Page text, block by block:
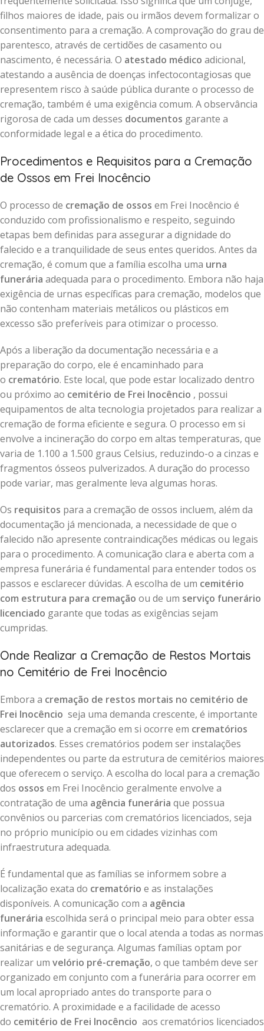
filhos maiores de idade, pais ou irmãos devem formalizar o
consentimento para a cremação. A comprovação do grau de
parentesco, através de certidões de casamento ou
nascimento, é necessária. O atestado médico adicional,
atestando a ausência de doenças infectocontagiosas que
representem risco à saúde pública durante o processo de
cremação, também é uma exigência comum. A observância
rigorosa de cada um desses documentos garante a
conformidade legal e a ética do procedimento.
Procedimentos e Requisitos para a Cremação
de Ossos em Frei Inocêncio
O processo de cremação de ossos em Frei Inocêncio é
conduzido com profissionalismo e respeito, seguindo
etapas bem definidas para assegurar a dignidade do
falecido e a tranquilidade de seus entes queridos. Antes da
cremação, é comum que a família escolha uma urna
funerária adequada para o procedimento. Embora não haja
exigência de urnas específicas para cremação, modelos que
não contenham materiais metálicos ou plásticos em
excesso são preferíveis para otimizar o processo.
Após a liberação da documentação necessária e a
preparação do corpo, ele é encaminhado para
o crematório. Este local, que pode estar localizado dentro
ou próximo ao cemitério de Frei Inocêncio , possui
equipamentos de alta tecnologia projetados para realizar a
cremação de forma eficiente e segura. O processo em si
envolve a incineração do corpo em altas temperaturas, que
varia de 1.100 a 1.500 graus Celsius, reduzindo-o a cinzas e
fragmentos ósseos pulverizados. A duração do processo
pode variar, mas geralmente leva algumas horas.
Os requisitos para a cremação de ossos incluem, além da
documentação já mencionada, a necessidade de que o
falecido não apresente contraindicações médicas ou legais
para o procedimento. A comunicação clara e aberta com a
empresa funerária é fundamental para entender todos os
passos e esclarecer dúvidas. A escolha de um cemitério
com estrutura para cremação ou de um serviço funerário
licenciado garante que todas as exigências sejam
cumpridas.
Onde Realizar a Cremação de Restos Mortais
no Cemitério de Frei Inocêncio
Embora a cremação de restos mortais no cemitério de
Frei Inocêncio seja uma demanda crescente, é importante
esclarecer que a cremação em si ocorre em crematórios
autorizados. Esses crematórios podem ser instalações
independentes ou parte da estrutura de cemitérios maiores
que oferecem o serviço. A escolha do local para a cremação
dos ossos em Frei Inocêncio geralmente envolve a
contratação de uma agência funerária que possua
convênios ou parcerias com crematórios licenciados, seja
no próprio município ou em cidades vizinhas com
infraestrutura adequada.
É fundamental que as famílias se informem sobre a
localização exata do crematório e as instalações
disponíveis. A comunicação com a agência
funerária escolhida será o principal meio para obter essa
informação e garantir que o local atenda a todas as normas
sanitárias e de segurança. Algumas famílias optam por
realizar um velório pré-cremação, o que também deve ser
organizado em conjunto com a funerária para ocorrer em
um local apropriado antes do transporte para o
crematório. A proximidade e a facilidade de acesso
do cemitério de Frei Inocêncio aos crematórios licenciados